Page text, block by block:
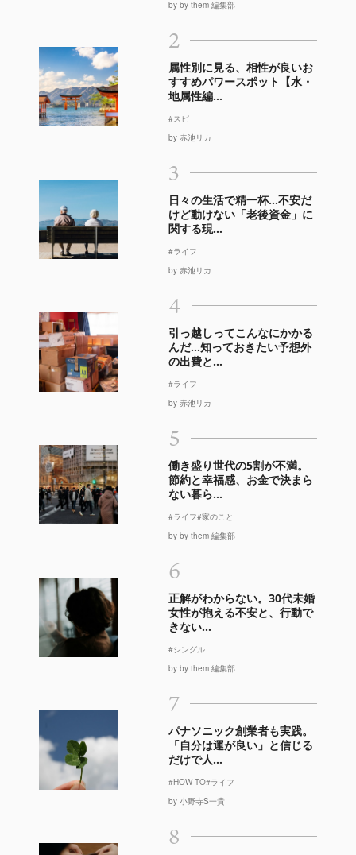
by by them 編集部
2
属性別に見る、相性が良いお
すすめパワースポット【水・
地属性編...
#スピ
by 赤池リカ
3
日々の生活で精一杯…不安だ
けど動けない「老後資金」に
関する現...
#ライフ
by 赤池リカ
4
引っ越しってこんなにかかる
んだ…知っておきたい予想外
の出費と...
#ライフ
by 赤池リカ
5
働き盛り世代の5割が不満。
節約と幸福感、お金で決まら
ない暮ら...
#ライフ#家のこと
by by them 編集部
6
正解がわからない。30代未婚
女性が抱える不安と、行動で
きない...
#シングル
by by them 編集部
7
パナソニック創業者も実践。
「自分は運が良い」と信じる
だけで人...
#HOW TO#ライフ
by 小野寺S一貴
8